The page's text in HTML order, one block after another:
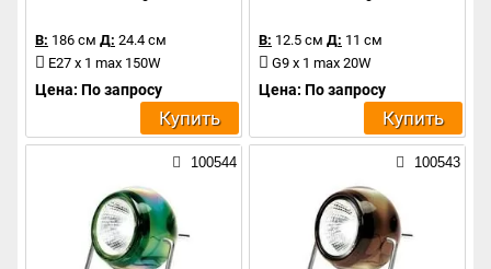
В: 186 см Д: 24.4 см
E27 x 1 max 150W
Цена: По запросу
Купить
В: 12.5 см Д: 11 см
G9 x 1 max 20W
Цена: По запросу
Купить
100544 100543